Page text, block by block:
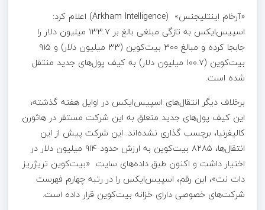
«آرخام اینتلیجنس» (Arkham Intelligence) اعلام کرد:
اسپیس‌ایکس به تازگی مبلغی بالغ بر ۱۳۳.۷ میلیون دلار را
جابجا کرده و مبالغ ۳۰۰ بیت‌کوین (۳۳ میلیون دلار) و ۹۱۵
بیت‌کوین (۱۰۰.۷ میلیون دلار) به کیف پول‌های جدید منتقل
شده‌ است.
برخلاف دیگر انتقال‌های اسپیس‌ایکس در اوایل هفته گذشته،
این کیف پول‌های جدید متعلق به این شرکت مستقر در هاثورن
کالیفرنیا، برچسب گذاری نشده‌اند. این شرکت پیش از این
انتقال‌ها، ۸۲۸۵ بیت‌کوین به ارزش حدود ۹۱۴ میلیون دلار در
اختیار داشت و اکنون طبق داده‌های سایت «بیت‌کوین تریژریز
دات نت»، این رقم، اسپیس‌ایکس را در رتبه چهارم فهرست
شرکت‌های خصوصی دارای خزانه بیت‌کوین قرار داده است.